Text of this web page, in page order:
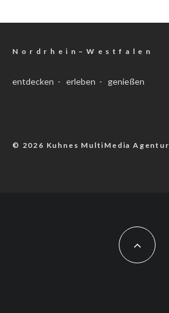
N o r d r h e i n – W e s t f a l e n
entdecken - erleben - genießen
© 2026 Kuhnes MultiMedia Agentur